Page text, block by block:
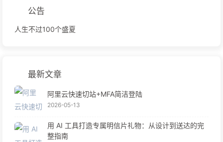
公告
人生不过100个盛夏
最新文章
阿里云快速切站+MFA简洁登陆
2026-05-13
用 AI 工具打造专属明信片礼物：从设计到送达的完
整指南